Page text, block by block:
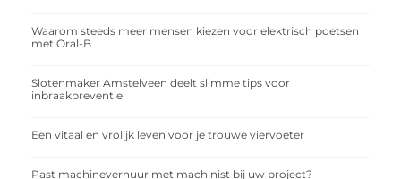
Waarom steeds meer mensen kiezen voor elektrisch poetsen
met Oral-B
Slotenmaker Amstelveen deelt slimme tips voor
inbraakpreventie
Een vitaal en vrolijk leven voor je trouwe viervoeter
Past machineverhuur met machinist bij uw project?